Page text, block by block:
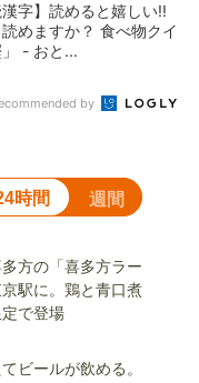
漢字】読めると嬉しい!!
めますか？ 食べ物クイ
」 - おと...
by
時間 週間
方の「喜多方ラー
駅に。鶏と青口煮
で登場
ビールが飲める。